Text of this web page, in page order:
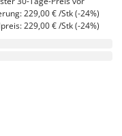
229,00 € /Stk (-24%)
229,00 € /Stk (-24%)